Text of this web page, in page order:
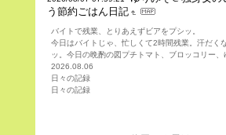
う節約ごはん日記
バイトで残業、とりあえずビアをプシッ。
今日はバイトじゃ、忙しくて2時間残業。汗だく
ッ。今日の晩酌の図プチトマト、ブロッコリー、
2026.08.06
日々の記録
日々の記録